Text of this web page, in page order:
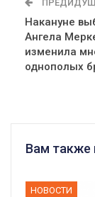
Накануне
Ангела
изменила
однополых
Вам также
НОВОСТИ